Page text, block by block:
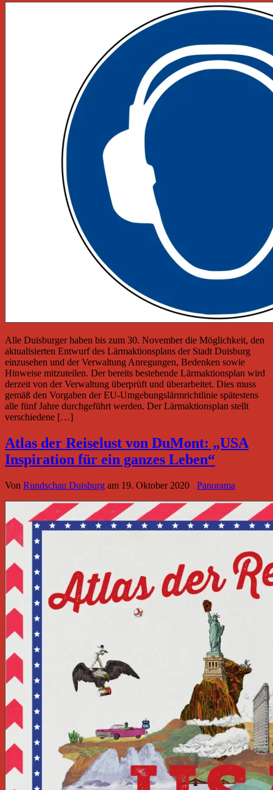
Alle Duisburger haben bis zum 30. November die Möglichkeit, den
aktualisierten Entwurf des Lärmaktionsplans der Stadt Duisburg
einzusehen und der Verwaltung Anregungen, Bedenken sowie
Hinweise mitzuteilen. Der bereits bestehende Lärmaktionsplan wird
derzeit von der Verwaltung überprüft und überarbeitet. Dies muss
gemäß den Vorgaben der EU-Umgebungslärmrichtlinie spätestens
alle fünf Jahre durchgeführt werden. Der Lärmaktionsplan stellt
verschiedene […]
Atlas der Reiselust von DuMont: „USA
Inspiration für ein ganzes Leben“
Von Rundschau Duisburg am 19. Oktober 2020 Panorama